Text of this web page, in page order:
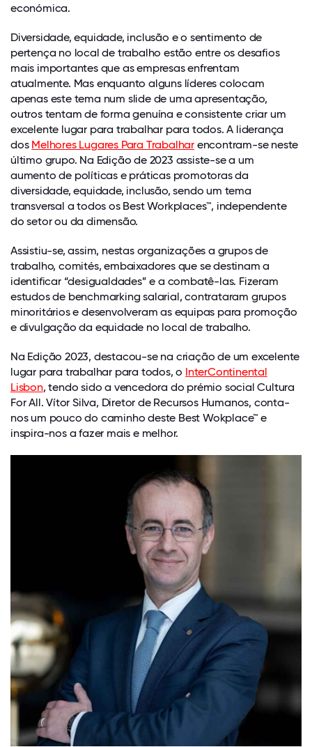
económica.
Diversidade, equidade, inclusão e o sentimento de
pertença no local de trabalho estão entre os desafios
mais importantes que as empresas enfrentam
atualmente. Mas enquanto alguns líderes colocam
apenas este tema num slide de uma apresentação,
outros tentam de forma genuína e consistente criar um
excelente lugar para trabalhar para todos. A liderança
dos Melhores Lugares Para Trabalhar encontram-se neste
último grupo. Na Edição de 2023 assiste-se a um
aumento de políticas e práticas promotoras da
diversidade, equidade, inclusão, sendo um tema
transversal a todos os Best Workplaces™, independente
do setor ou da dimensão.
Assistiu-se, assim, nestas organizações a grupos de
trabalho, comités, embaixadores que se destinam a
identificar “desigualdades” e a combatê-las. Fizeram
estudos de benchmarking salarial, contrataram grupos
minoritários e desenvolveram as equipas para promoção
e divulgação da equidade no local de trabalho.
Na Edição 2023, destacou-se na criação de um excelente
lugar para trabalhar para todos, o InterContinental
Lisbon, tendo sido a vencedora do prémio social Cultura
For All. Vítor Silva, Diretor de Recursos Humanos, conta-
nos um pouco do caminho deste Best Wokplace™ e
inspira-nos a fazer mais e melhor.